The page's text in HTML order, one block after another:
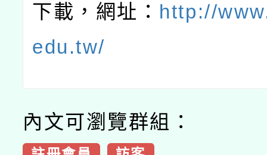
下載，網址： http://
edu.tw/
內文可瀏覽群組：